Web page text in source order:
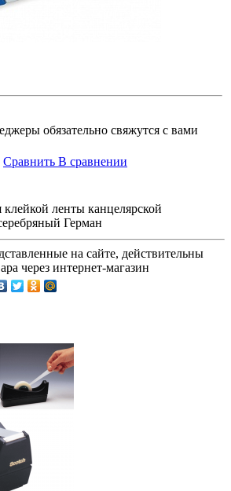
обязательно свяжутся с вами
Сравнить В сравнении
ленты канцелярской
Герман
на сайте, действительны
через интернет-магазин